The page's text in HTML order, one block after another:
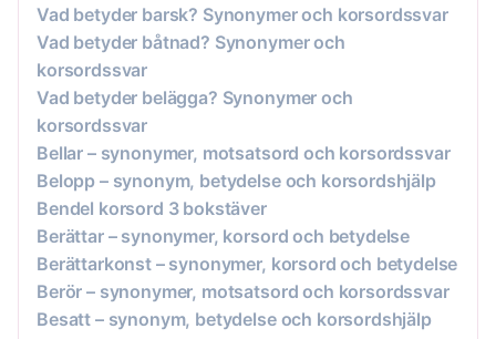
Vad betyder barsk? Synonymer och korsordssvar
Vad betyder båtnad? Synonymer och
korsordssvar
Vad betyder belägga? Synonymer och
korsordssvar
Bellar – synonymer, motsatsord och korsordssvar
Belopp – synonym, betydelse och korsordshjälp
Bendel korsord 3 bokstäver
Berättar – synonymer, korsord och betydelse
Berättarkonst – synonymer, korsord och betydelse
Berör – synonymer, motsatsord och korsordssvar
Besatt – synonym, betydelse och korsordshjälp